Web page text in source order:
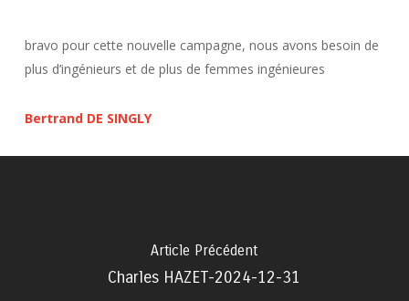
bravo pour cette nouvelle campagne, nous avons besoin de
plus d’ingénieurs et de plus de femmes ingénieures
Bertrand DE SINGLY
Article Précédent
Charles HAZET-2024-12-31